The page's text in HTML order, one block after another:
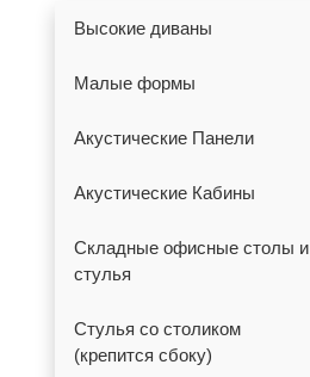
Высокие диваны
Малые формы
Акустические Панели
Акустические Кабины
Складные офисные столы и
стулья
Стулья со столиком
(крепится сбоку)